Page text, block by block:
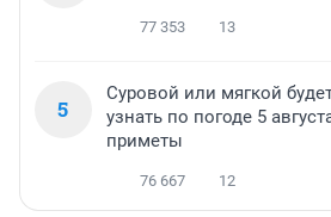
77 353 13
5
Суровой или мягкой
узнать по погоде 5
приметы
76 667 12